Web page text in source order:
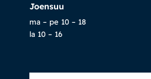
Joensuu
ma – pe 10 – 18
la 10 – 16